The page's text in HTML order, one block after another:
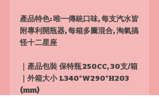
產品特色: 唯一傳統口味, 每支汽水皆
附專利開瓶器, 每箱多圖混合, 淘氣搞
怪十二星座
｜產品包裝 保特瓶 250CC, 30支/箱
｜外箱大小 L340*W290*H203
(mm)